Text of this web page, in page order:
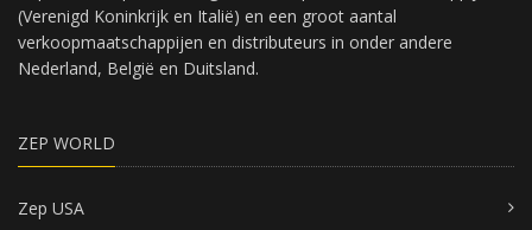
(Verenigd Koninkrijk en Italië) en een groot aantal
verkoopmaatschappijen en distributeurs in onder andere
Nederland, België en Duitsland.
ZEP WORLD
Zep USA